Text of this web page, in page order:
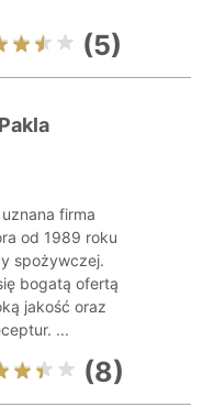
(5)
firma
od 1989 roku
spożywczej.
bogatą ofertą
jakość oraz
...
(8)